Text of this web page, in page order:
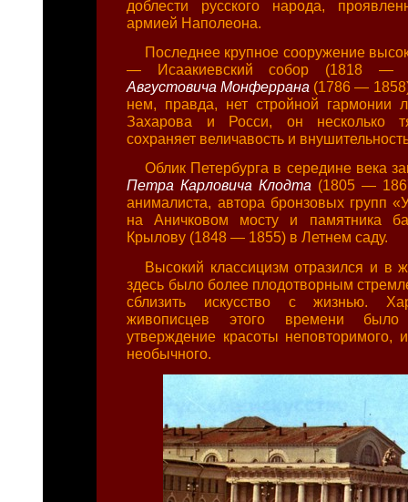
доблести русского народа,
армией Наполеона.
Последнее крупное сооружение
— Исаакиевский собор (1818
Августовича Монферрана (1786 —
нем, правда, нет стройной гармонии
Захарова и Росси, он несколько
сохраняет величавость и
Облик Петербурга в середине века
Петра Карловича Клодта (1805 —
анималиста, автора бронзовых групп
на Аничковом мосту и памятника
Крылову (1848 — 1855) в Летнем саду.
Высокий классицизм отразился и в
здесь было более плодотворным
сблизить искусство с жизнью.
живописцев этого времени было
утверждение красоты неповторимого,
необычного.